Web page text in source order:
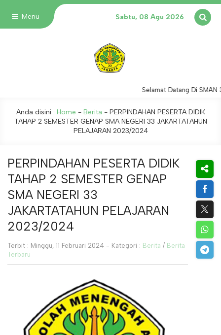
Menu Sabtu, 08 Agu 2026
Selamat Datang Di SMAN
Anda disini : Home - Berita - PERPINDAHAN PESERTA DIDIK
TAHAP 2 SEMESTER GENAP SMA NEGERI 33 JAKARTATAHUN
PELAJARAN 2023/2024
PERPINDAHAN PESERTA DIDIK
TAHAP 2 SEMESTER GENAP
SMA NEGERI 33
JAKARTATAHUN PELAJARAN
2023/2024
Terbit : Minggu, 11 Februari 2024 - Kategori : Berita / Berita
Terbaru